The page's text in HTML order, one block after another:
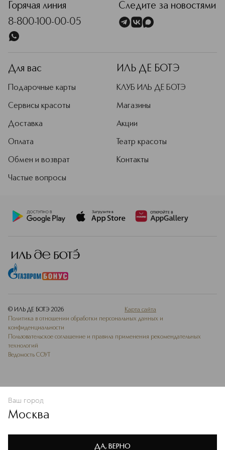
Политике конфиденциальности
Горячая линия
8-800-100-00-05
Следите за новостями
Для вас
Подарочные карты
Сервисы красоты
Доставка
Оплата
Обмен и возврат
Частые вопросы
ИЛЬ ДЕ БОТЭ
КЛУБ ИЛЬ ДЕ БОТЭ
Магазины
Акции
Театр красоты
Контакты
© ИЛЬ ДЕ БОТЭ 2026
Карта сайта
Политика в отношении обработки персональных данных и
конфиденциальности
Пользовательское соглашение и правила применения рекомендательных
технологий
Ведомость СОУТ
Ваш город
Москва
ДА, ВЕРНО